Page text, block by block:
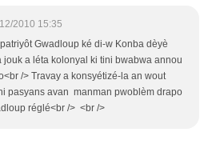
2010 15:35
Gwadloup ké di-w Konba dèyè
jouk a léta kolonyal ki tini bwabwa annou
/> Travay a konsyétizé-la an wout
pasyans avan manman pwoblèm drapo
réglé<br /> <br />